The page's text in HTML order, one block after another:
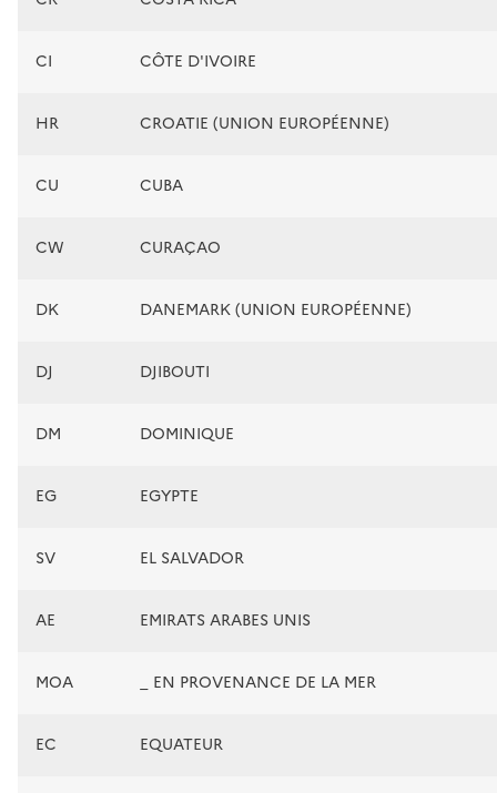
CI CÔTE D'IVOIRE
HR CROATIE (UNION EUROPÉENNE)
CU CUBA
CW CURAÇAO
DK DANEMARK (UNION EUROPÉENNE)
DJ DJIBOUTI
DM DOMINIQUE
EG EGYPTE
SV EL SALVADOR
AE EMIRATS ARABES UNIS
MOA _ EN PROVENANCE DE LA MER
EC EQUATEUR